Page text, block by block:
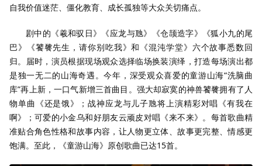
自我价值迷茫、僵化教育、成长孤独等大众关切痛点。
剧中的《羲和驭日》《应龙与虺》《仓颉造字》《狐小九的尾
巴》《饕餮先生，请你别吃我》和《混沌学堂》六个故事悉数回
归。届时，演员根据现场观众选择临场换装演绎，打造每场演出都
是独一无二的山海奇遇。今年，深受观众喜爱的童游山海“洗脑曲
库”再上新，一口气新增三首曲目。强大却寂寞的神兽饕餮拥有了人
物单曲《还是饿》；战神应龙与儿子虺将上演精彩对唱《有我在
啊》；可爱的小金乌和好朋友云顽皮对唱《来不来》。每首歌曲精
准贴合角色性格和故事内容，让人物更立体、故事更完整、情感更
饱满。至此，《童游山海》原创歌曲已达15首。